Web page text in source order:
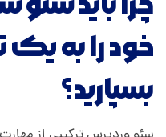
خود را به
بسپارید؟